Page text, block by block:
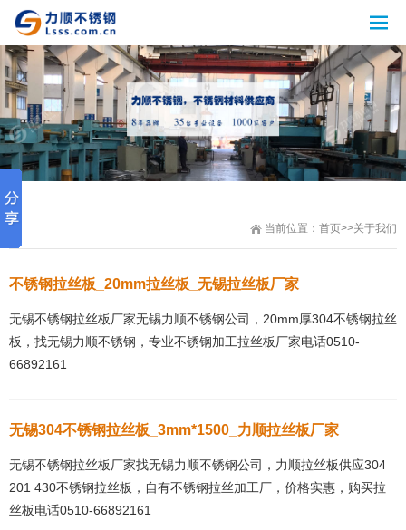
当前位置： 首页>>关于我们
不锈钢拉丝板_20mm拉丝板_无锡拉丝板厂家
无锡不锈钢拉丝板厂家无锡力顺不锈钢公司，20mm厚304不锈钢拉丝
板，找无锡力顺不锈钢，专业不锈钢加工拉丝板厂家电话0510-
66892161
无锡304不锈钢拉丝板_3mm*1500_力顺拉丝板厂家
无锡不锈钢拉丝板厂家找无锡力顺不锈钢公司，力顺拉丝板供应304
201 430不锈钢拉丝板，自有不锈钢拉丝加工厂，价格实惠，购买拉
丝板电话0510-66892161